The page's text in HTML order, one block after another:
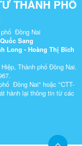
THÀNH PHỐ
phố Đồng Nai
Sang
Long - Hoàng Thị Bích
Thành phố Đồng Nai.
Đồng Nai" hoặc "CTT-
hành lại thông tin từ các